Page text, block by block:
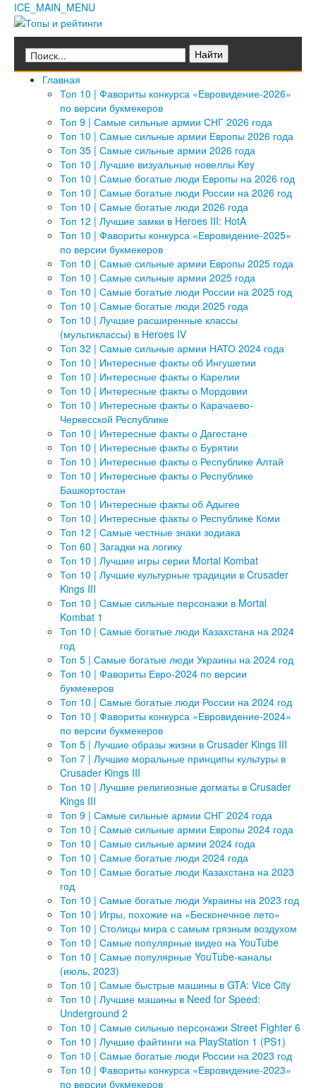
ICE_MAIN_MENU
Главная
Кино
Фильмы
Сериалы
Мультфильмы
Музыка
Книги
Мода и стиль
Природа
Животные
Растения
Космос
Человек
Техника
Архитектура
Транспорт
Интернет
Игры
Hi-Tech
Еда
Блюда
Полезное
Общество
Города и страны
Вооружение
Люди
Спорт
История
Главная
Топ 10 | Фавориты конкурса «Евровидение-2026»
по версии букмекеров
Топ 9 | Самые сильные армии СНГ 2026 года
Топ 10 | Самые сильные армии Европы 2026 года
Топ 35 | Самые сильные армии 2026 года
Топ 10 | Лучшие визуальные новеллы Key
Топ 10 | Самые богатые люди Европы на 2026 год
Топ 10 | Самые богатые люди России на 2026 год
Топ 10 | Самые богатые люди 2026 года
Топ 12 | Лучшие замки в Heroes III: HotA
Топ 10 | Фавориты конкурса «Евровидение-2025»
по версии букмекеров
Топ 10 | Самые сильные армии Европы 2025 года
Топ 10 | Самые сильные армии 2025 года
Топ 10 | Самые богатые люди России на 2025 год
Топ 10 | Самые богатые люди 2025 года
Топ 10 | Лучшие расширенные классы
(мультиклассы) в Heroes IV
Топ 32 | Самые сильные армии НАТО 2024 года
Топ 10 | Интересные факты об Ингушетии
Топ 10 | Интересные факты о Карелии
Топ 10 | Интересные факты о Мордовии
Топ 10 | Интересные факты о Карачаево-
Черкесской Республике
Топ 10 | Интересные факты о Дагестане
Топ 10 | Интересные факты о Бурятии
Топ 10 | Интересные факты о Республике Алтай
Топ 10 | Интересные факты о Республике
Башкортостан
Топ 10 | Интересные факты об Адыгее
Топ 10 | Интересные факты о Республике Коми
Топ 12 | Самые честные знаки зодиака
Топ 60 | Загадки на логику
Топ 10 | Лучшие игры серии Mortal Kombat
Топ 10 | Лучшие культурные традиции в Crusader
Kings III
Топ 10 | Самые сильные персонажи в Mortal
Kombat 1
Топ 10 | Самые богатые люди Казахстана на 2024
год
Топ 5 | Самые богатые люди Украины на 2024 год
Топ 10 | Фавориты Евро-2024 по версии
букмекеров
Топ 10 | Самые богатые люди России на 2024 год
Топ 10 | Фавориты конкурса «Евровидение-2024»
по версии букмекеров
Топ 5 | Лучшие образы жизни в Crusader Kings III
Топ 7 | Лучшие моральные принципы культуры в
Crusader Kings III
Топ 10 | Лучшие религиозные догматы в Crusader
Kings III
Топ 9 | Самые сильные армии СНГ 2024 года
Топ 10 | Самые сильные армии Европы 2024 года
Топ 10 | Самые сильные армии 2024 года
Топ 10 | Самые богатые люди 2024 года
Топ 10 | Самые богатые люди Казахстана на 2023
год
Топ 10 | Самые богатые люди Украины на 2023 год
Топ 10 | Игры, похожие на «Бесконечное лето»
Топ 10 | Столицы мира с самым грязным воздухом
Топ 10 | Самые популярные видео на YouTube
Топ 10 | Самые популярные YouTube-каналы
(июль, 2023)
Топ 10 | Самые быстрые машины в GTA: Vice City
Топ 10 | Лучшие машины в Need for Speed:
Underground 2
Топ 10 | Самые сильные персонажи Street Fighter 6
Топ 10 | Лучшие файтинги на PlayStation 1 (PS1)
Топ 10 | Самые богатые люди России на 2023 год
Топ 10 | Фавориты конкурса «Евровидение-2023»
по версии букмекеров